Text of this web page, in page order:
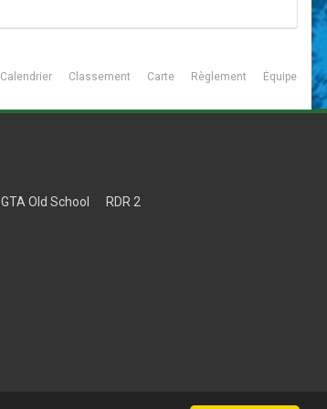
Calendrier Classement Carte Règlement Équipe
GTA Old School RDR 2